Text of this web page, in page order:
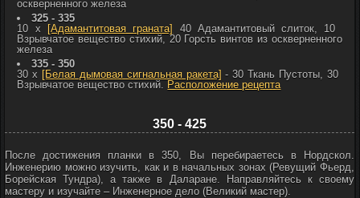
оскверненного железа
325 - 335
10 x [Адамантитовая граната] 40 Адамантитовый слиток, 10
Взрывчатое вещество стихий, 20 Горсть винтов из оскверненного
железа
335 - 350
30 x [Белая дымовая сигнальная ракета] - 30Ткань Пустоты, 30
Взрывчатое вещество стихий.Расположение рецепта
350 - 425
После достижения планки в 350, Вы перебираетесь в Нордскол.
Инженерию можно изучить, как и в начальных зонах (Ревущий Фьерд,
Борейская Тундра), а также в Даларане. Направляйтесь к своему
мастеру и изучайте – Инженерное дело (Великий мастер).